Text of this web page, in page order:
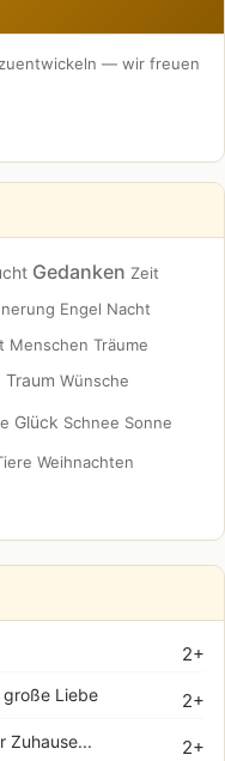
— wir freuen
Gedanken Zeit
Engel Nacht
Menschen Träume
Traum Wünsche
Glück Schnee Sonne
Weihnachten
2+
2+
Liebe
2+
Zuhause...